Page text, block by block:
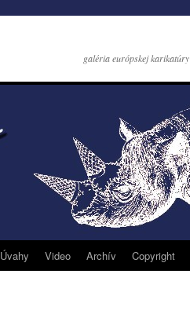
galéria európskej karikatúry
Úvahy Video Archív Copyright